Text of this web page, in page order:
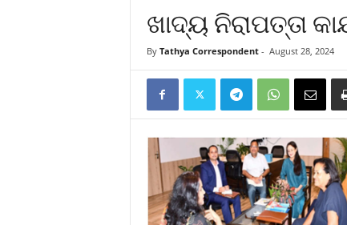
ଖାଦ୍ୟ ନିରାପତ୍ତା
By Tathya Correspondent- August 28, 2024